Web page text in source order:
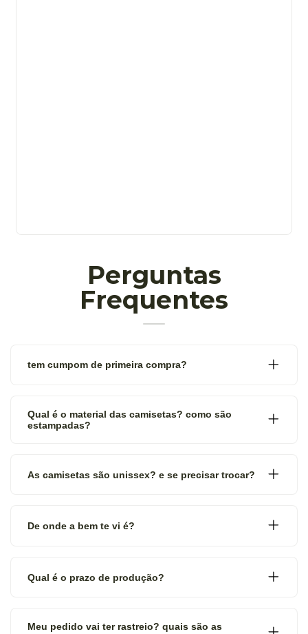
Perguntas
Frequentes
tem cumpom de primeira compra?
Qual é o material das camisetas? como são
estampadas?
As camisetas são unissex? e se precisar trocar?
De onde a bem te vi é?
Qual é o prazo de produção?
Meu pedido vai ter rastreio? quais são as